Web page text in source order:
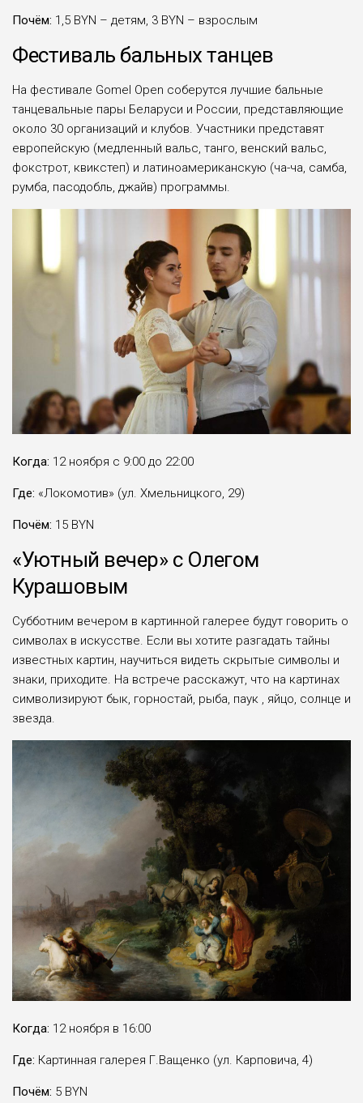
Почём: 1,5 BYN – детям, 3 BYN – взрослым
Фестиваль бальных танцев
На фестивале Gomel Open соберутся лучшие бальные
танцевальные пары Беларуси и России, представляющие
около 30 организаций и клубов. Участники представят
европейскую (медленный вальс, танго, венский вальс,
фокстрот, квикстеп) и латиноамериканскую (ча-ча, самба,
румба, пасодобль, джайв) программы.
Когда: 12 ноября с 9:00 до 22:00
Где: «Локомотив» (ул. Хмельницкого, 29)
Почём: 15 BYN
«Уютный вечер» с Олегом
Курашовым
Субботним вечером в картинной галерее будут говорить о
символах в искусстве. Если вы хотите разгадать тайны
известных картин, научиться видеть скрытые символы и
знаки, приходите. На встрече расскажут, что на картинах
символизируют бык, горностай, рыба, паук , яйцо, солнце и
звезда.
Когда: 12 ноября в 16:00
Где: Картинная галерея Г.Ващенко (ул. Карповича, 4)
Почём: 5 BYN